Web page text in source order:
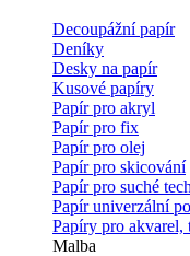
Decoupážní papír
Deníky
Desky na papír
Kusové papíry
Papír pro akryl
Papír pro fix
Papír pro olej
Papír pro skicování
Papír pro suché
Papír univerzální
Papíry pro akvarel,
Malba